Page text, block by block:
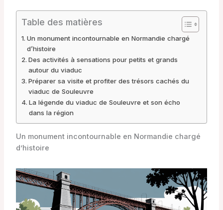
Table des matières
Un monument incontournable en Normandie chargé
d’histoire
Des activités à sensations pour petits et grands
autour du viaduc
Préparer sa visite et profiter des trésors cachés du
viaduc de Souleuvre
La légende du viaduc de Souleuvre et son écho
dans la région
Un monument incontournable en Normandie chargé
d’histoire